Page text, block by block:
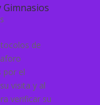
Gimnasios
de
por el
visita y al
verificar su